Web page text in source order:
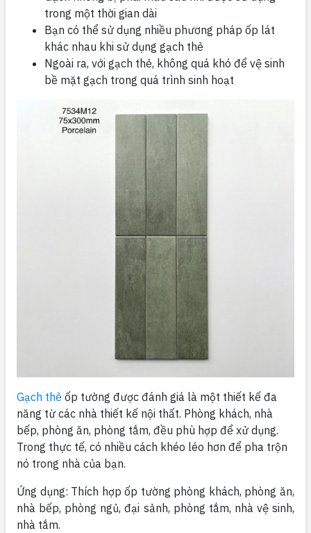
trong một thời gian dài
Bạn có thể sử dụng nhiều phương pháp ốp lát
khác nhau khi sử dụng gạch thẻ
Ngoài ra, với gạch thẻ, không quá khó để vệ sinh
bề mặt gạch trong quá trình sinh hoạt
Gạch thẻ ốp tường được đánh giá là một thiết kế đa
năng từ các nhà thiết kế nội thất. Phòng khách, nhà
bếp, phòng ăn, phòng tắm, đều phù hợp để xử dụng.
Trong thực tế, có nhiều cách khéo léo hơn để pha trộn
nó trong nhà của bạn.
Ứng dụng: Thích hợp ốp tường phòng khách, phòng ăn,
nhà bếp, phòng ngủ, đại sảnh, phòng tắm, nhà vệ sinh,
nhà tắm.